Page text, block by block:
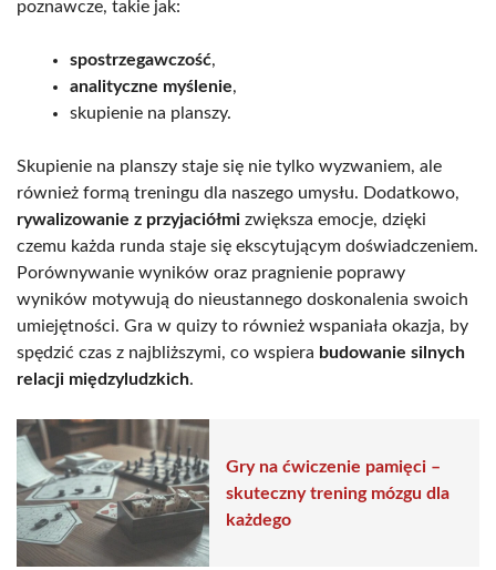
poznawcze, takie jak:
spostrzegawczość,
analityczne myślenie,
skupienie na planszy.
Skupienie na planszy staje się nie tylko wyzwaniem, ale
również formą treningu dla naszego umysłu. Dodatkowo,
rywalizowanie z przyjaciółmi zwiększa emocje, dzięki
czemu każda runda staje się ekscytującym doświadczeniem.
Porównywanie wyników oraz pragnienie poprawy
wyników motywują do nieustannego doskonalenia swoich
umiejętności. Gra w quizy to również wspaniała okazja, by
spędzić czas z najbliższymi, co wspiera budowanie silnych
relacji międzyludzkich.
Gry na ćwiczenie pamięci –
skuteczny trening mózgu dla
każdego